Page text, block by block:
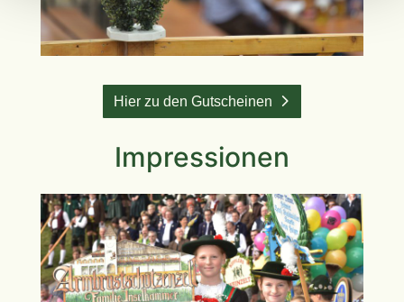
Hier zu den Gutscheinen
Impressionen